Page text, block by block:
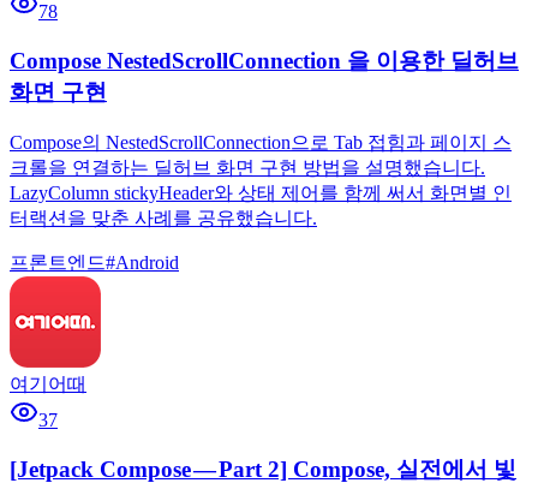
78
Compose NestedScrollConnection 을 이용한 딜허브
화면 구현
Compose의 NestedScrollConnection으로 Tab 접힘과 페이지 스
크롤을 연결하는 딜허브 화면 구현 방법을 설명했습니다.
LazyColumn stickyHeader와 상태 제어를 함께 써서 화면별 인
터랙션을 맞춘 사례를 공유했습니다.
프론트엔드#Android
여기어때
37
[Jetpack Compose — Part 2] Compose, 실전에서 빛